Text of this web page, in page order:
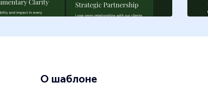
О шаблоне